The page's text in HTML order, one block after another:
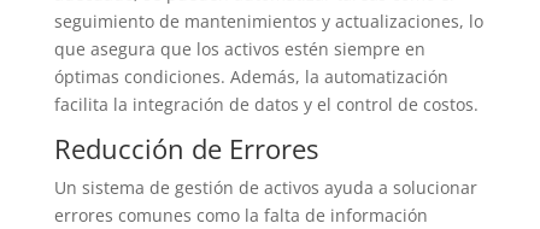
seguimiento de mantenimientos y actualizaciones, lo
que asegura que los activos estén siempre en
óptimas condiciones. Además, la automatización
facilita la integración de datos y el control de costos.
Reducción de Errores
Un sistema de gestión de activos ayuda a solucionar
errores comunes como la falta de información